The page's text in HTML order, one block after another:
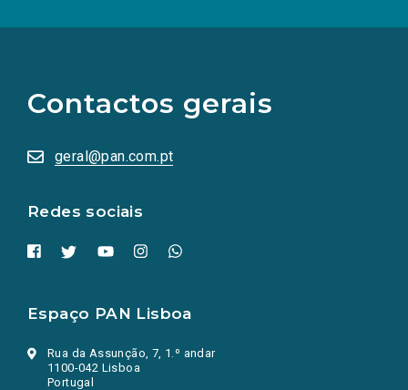
Contactos gerais
geral@pan.com.pt
Redes sociais
redes
sociais
numa
nova
Espaço PAN Lisboa
Rua da Assunção, 7, 1.º andar
1100-042 Lisboa
Portugal